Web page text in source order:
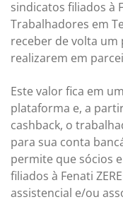
sindicatos filiados à
Trabalhadores em
receber de volta um
realizarem em
Este valor fica em
plataforma e, a
cashback, o
para sua conta
permite que sócios
filiados à Fenati
assistencial e/ou